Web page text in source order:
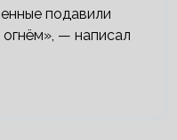
подавили
— написал